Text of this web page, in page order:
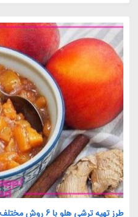
طرز تهیه ترشی هلو با 6 روش مختلف